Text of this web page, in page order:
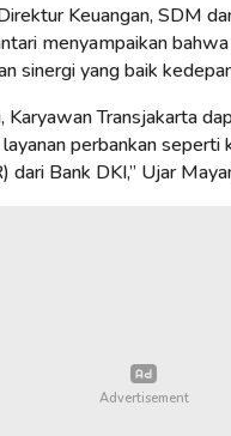
Keuangan, SDM
menyampaikan
sinergi yang baik
Karyawan Transjakarta
perbankan
Bank DKI,” Ujar